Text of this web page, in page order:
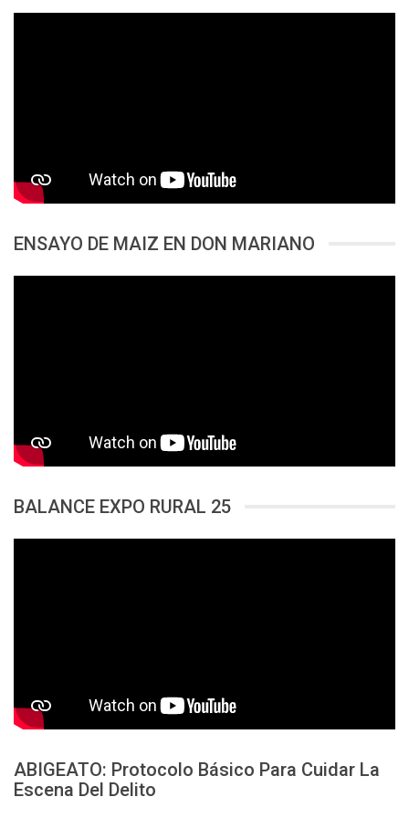
ENSAYO DE MAIZ EN DON MARIANO
BALANCE EXPO RURAL 25
ABIGEATO: Protocolo Básico Para Cuidar La
Escena Del Delito